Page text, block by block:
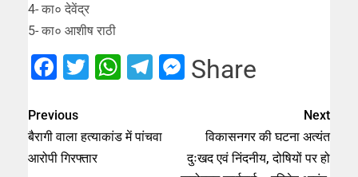
4- का० देवेंद्र
5- का० आशीष राठी
Facebook
TwitterWhatsApp
Telegram
Messenger
Share
Previous
बैरागी वाला हत्याकांड में पांचवा
आरोपी गिरफ्तार
Next
विकासनगर की घटना अत्यंत
दुःखद एवं निंदनीय, दोषियों पर हो